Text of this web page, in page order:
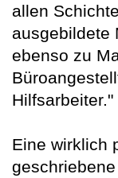
allen
ausgebildete
ebenso zu
Hilfsarbeiter."
Eine wirklich